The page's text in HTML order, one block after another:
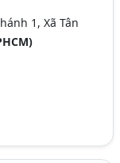
1, Xã Tân